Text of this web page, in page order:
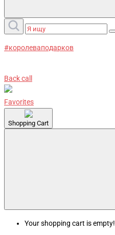
#королеваподарков
Back call
Favorites
Shopping Cart
Your shopping cart is empty!